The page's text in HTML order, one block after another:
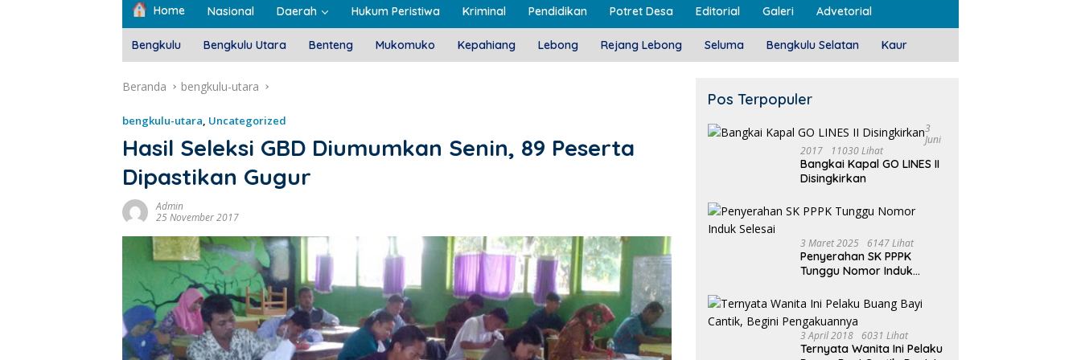
Home Nasional Daerah Hukum Peristiwa Kriminal Pendidikan Potret Desa Editorial Galeri Advetorial
Bengkulu Bengkulu Utara Benteng Mukomuko Kepahiang Lebong Rejang Lebong Seluma Bengkulu Selatan Kaur
Beranda bengkulu-utara
bengkulu-utara Uncategorized
Hasil Seleksi GBD Diumumkan Senin, 89 Peserta
Dipastikan Gugur
Admin
25 November 2017
Pos Terpopuler
3
Juni
2017
11030 Lihat
Bangkai Kapal GO LINES II
Disingkirkan
3 Maret 2025 6147 Lihat
Penyerahan SK PPPK
Tunggu Nomor Induk
3 April 2018 6031 Lihat
Ternyata Wanita Ini Pelaku